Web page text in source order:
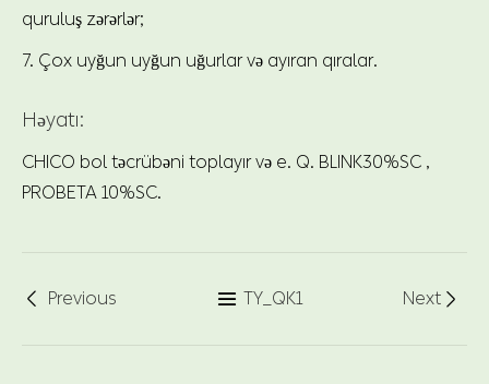
quruluş zərərlər;
7. Çox uyğun uyğun uğurlar və ayıran qıralar.
Həyatı:
CHICO bol təcrübəni toplayır və e. Q. BLINK30%SC ,
PROBETA 10%SC.
 Previous  TY_QK1 Next 